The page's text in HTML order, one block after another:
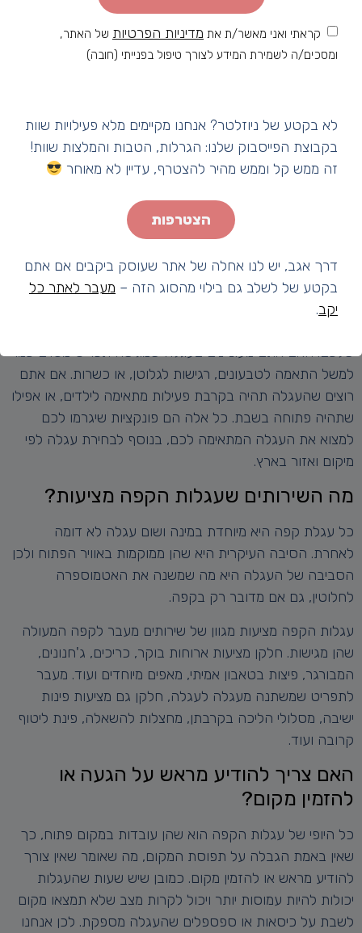
ויותר אנשים מוצאים את עצמם בחיפוש אחר העגלה הקרובה
ביותר. הפופולאריות של עגלות הקפה החלה בתקופת הקורונה,
כאשר כל המסעדות ובתי הקפה היו סגורים ואנשים חיפשו אחר
בכל אזור שהיה בו עניין.
כיום קיימות אין ספור עגלות קפה ברמת הגולן ברחבי הארץ
ואצלנו באתר עגלות קפה דאגנו לרכז לכם את כל העגלות הכי
לעגלת הקפה שבחרתם. תוכלו להתרשם מסוג המשקאות ו/או
המאכלים שהיא מציעה, שעות הפתיחה שלה, היכן היא ממוקמת
ומה ניתן לעשות בקרבתה.
אז איך בוחרים עגלת קפה מתאימה?
שלכם. האם אתם מעוניינים בעגלה שמגישה תפריט מסוים כמו
למשל התאמה לטבעונים, רגישות לגלוטן, או כשרות. אם אתם
רוצים שהעגלה תהיה בקרבת פעילות מתאימה לילדים, או אפילו
שתהיה פתוחה בשבת. כל אלה הם פונקציות שיגרמו לכם
למצוא את העגלה המתאימה לכם, בנוסף לבחירת עגלה לפי
מיקום ואזור בארץ.
מה השירותים שעגלות הקפה מציעות?
כל עגלת קפה היא מיוחדת במינה ושום עגלה לא דומה
לאחרת. הסיבה העיקרית היא שהן ממוקמות באוויר הפתוח ולכן
הסביבה של העגלה היא מה שמשנה את האטמוספרה
לחלוטין, גם אם מדובר רק בקפה.
עגלות הקפה מציעות מגוון של שירותים מעבר לקפה המעולה
שהן מגישות. חלקן מציעות ארוחות בוקר, כריכים, ג'חנונים,
המבורגר, פיצות בטאבון אמיתי, מאפים מיוחדים ועוד. מעבר
לתפריט שמשתנה מעגלה לעגלה, חלקן גם מציעות פינות
ישיבה, מסלולי הליכה בקרבתן, מחצלות להשאלה, פינת ליטוף
קרובה ועוד.
האם צריך להודיע מראש על הגעה או
להזמין מקום?
כל היופי של עגלות הקפה הוא שהן עובדות במקום פתוח, כך
שאין באמת הגבלה על תפוסת המקום, מה שאומר שאין צורך
להודיע מראש או להזמין מקום. כמובן שיש שעות שהעגלות
יכולות להיות עמוסות יותר ויכול לקרות מצב שלא תמצאו מקום
לשבת על כיסאות או ספספלים שהעגלה מספקת. לכן אנחנו
קראתי ואני מאשר/ת את מדיניות הפרטיות של האתר,
ומסכים/ה לשמירת המידע לצורך טיפול בפנייתי (חובה)
לא בקטע של ניוזלטר? אנחנו מקיימים מלא פעילויות שוות
בקבוצת הפייסבוק שלנו: הגרלות, הטבות והמלצות שוות!
זה ממש קל וממש מהיר להצטרף, עדיין לא מאוחר
הצטרפות
דרך אגב, יש לנו אחלה של אתר שעוסק ביקבים אם אתם
בקטע של לשלב גם בילוי מהסוג הזה – מעבר לאתר כל
יקב.